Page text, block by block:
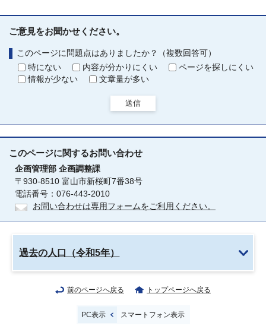
ご意見をお聞かせください。
このページに問題点はありましたか？（複数回答可）
特にない
内容が分かりにくい
ページを探しにくい
情報が少ない
文章量が多い
送信
このページに関するお問い合わせ
企画管理部 企画調整課
〒930-8510 富山市新桜町7番38号
電話番号：076-443-2010
お問い合わせは専用フォームをご利用ください。
過去の人口（令和5年）
前のページへ戻る トップページへ戻る
PC表示 スマートフォン表示